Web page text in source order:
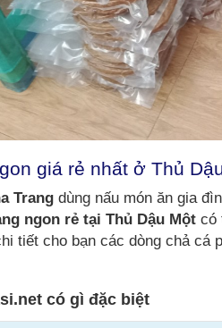
giá rẻ nhất ở Thủ
Trang dùng nấu món ăn gia
ngon rẻ tại Thủ Dậu Một có
tiết cho bạn các dòng chả
có gì đặc biệt